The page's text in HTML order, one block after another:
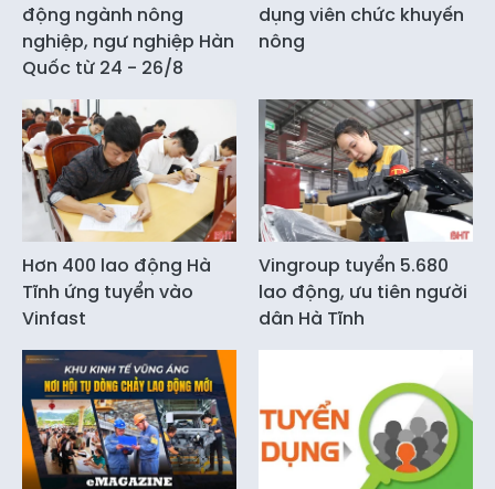
động ngành nông
nghiệp, ngư nghiệp Hàn
Quốc từ 24 - 26/8
dụng viên chức khuyến
nông
Hơn 400 lao động Hà
Tĩnh ứng tuyển vào
Vinfast
Vingroup tuyển 5.680
lao động, ưu tiên người
dân Hà Tĩnh